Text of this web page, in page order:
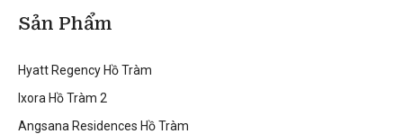
Sản Phẩm
Hyatt Regency Hồ Tràm
Ixora Hồ Tràm 2
Angsana Residences Hồ Tràm